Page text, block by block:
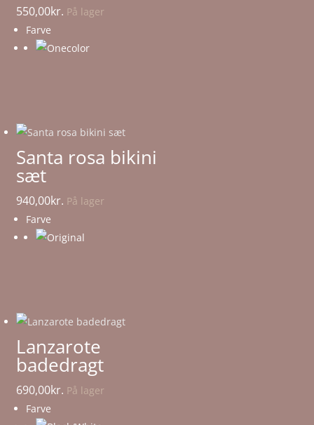
550,00kr. På lager
Farve
Santa rosa bikini
sæt
940,00kr. På lager
Farve
Lanzarote
badedragt
690,00kr. På lager
Farve